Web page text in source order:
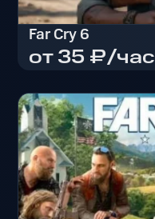
Far Cry 6
от 35 ₽/час